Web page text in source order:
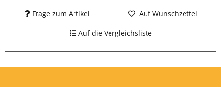
Frage zum Artikel Auf Wunschzettel
Auf die Vergleichsliste